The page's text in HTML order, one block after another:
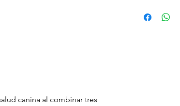
canina al combinar tres